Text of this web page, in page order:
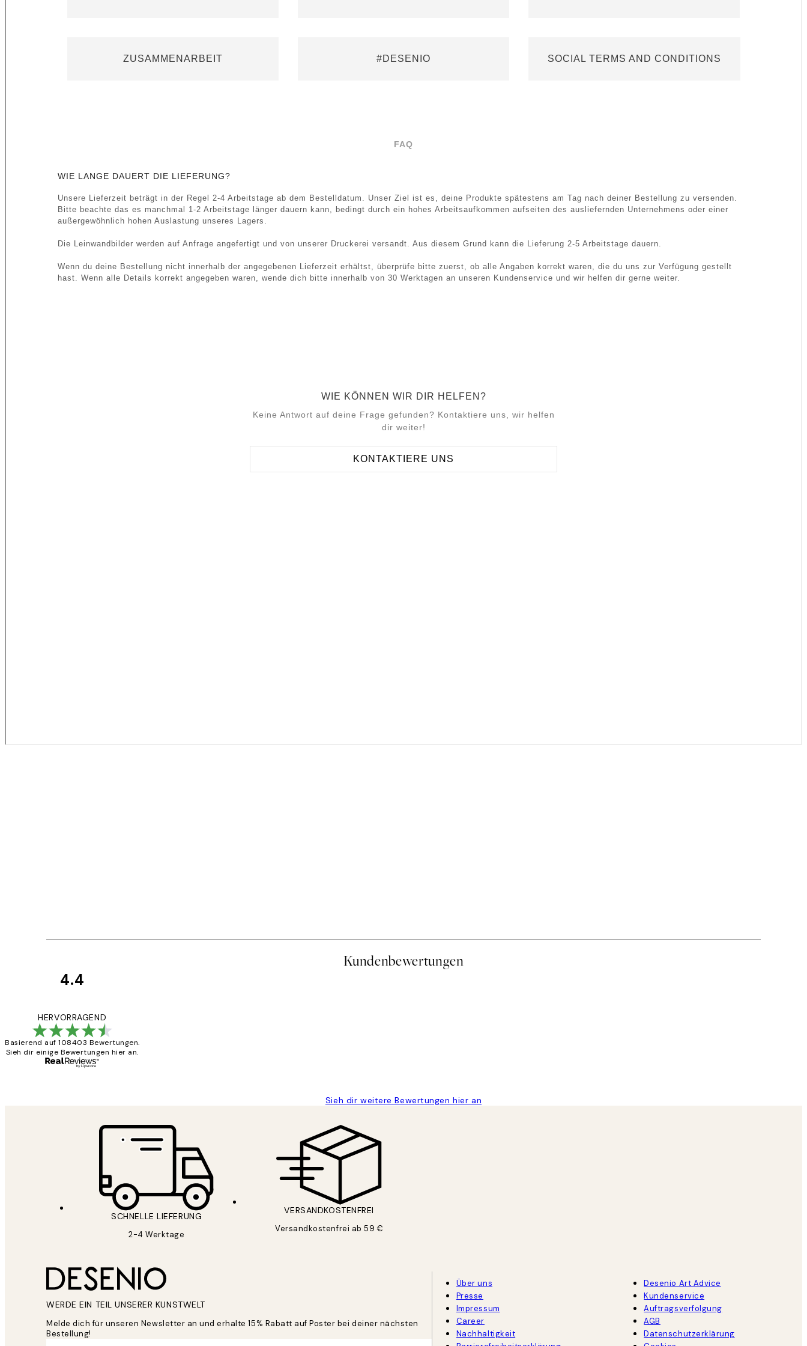
Kundenbewertungen
4.4
HERVORRAGEND
Basierend auf 108403 Bewertungen.
Sieh dir einige Bewertungen hier an.
Sieh dir weitere Bewertungen hier an
SCHNELLE LIEFERUNG
2-4 Werktage
VERSANDKOSTENFREI
Versandkostenfrei ab 59 €
WERDE EIN TEIL UNSERER KUNSTWELT
Melde dich für unseren Newsletter an und erhalte 15% Rabatt auf Poster bei deiner nächsten
Bestellung!
Über uns
Presse
Impressum
Career
Nachhaltigkeit
Desenio Art Advice
Kundenservice
Auftragsverfolgung
AGB
Datenschutzerklärung